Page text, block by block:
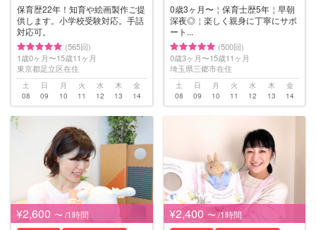
保育歴22年！知育や絵画製作ご提
供します。小学校受験対応。手話
対応可。
(565回)
1歳0ヶ月〜15歳11ヶ月
東京都足立区在住
土
08
日
09
月
10
火
11
水
12
木
13
金
14
0歳3ヶ月〜￤保育士歴5年￤早朝
深夜◎￤楽しく親身に丁寧にサポ
ート...
(500回)
0歳3ヶ月〜15歳11ヶ月
埼玉県三郷市在住
土
08
日
09
月
10
火
11
水
12
木
13
金
14
¥2,600 〜 /1時間 ¥2,400 〜 /1時間